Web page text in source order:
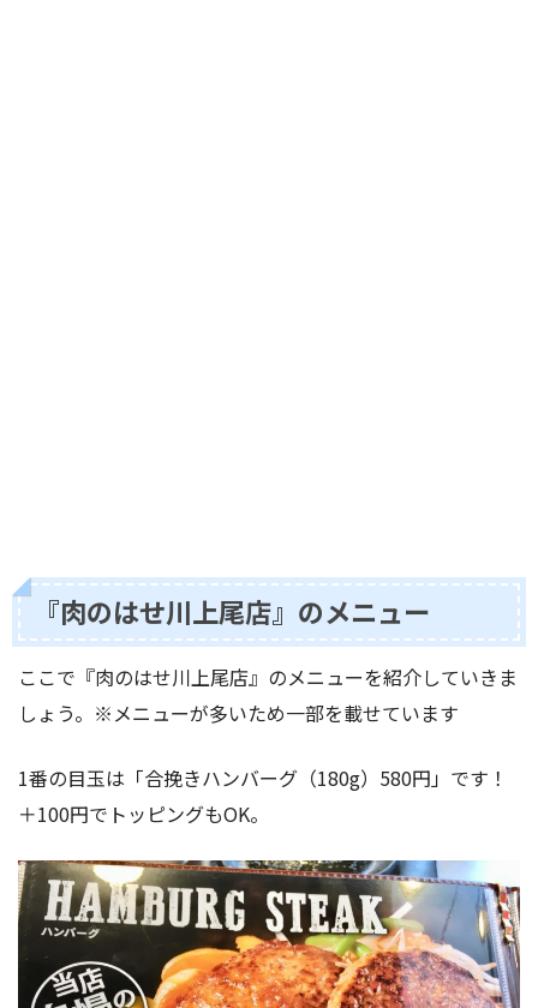
『肉のはせ川上尾店』のメニュー
ここで『肉のはせ川上尾店』のメニューを紹介していきま
しょう。※メニューが多いため一部を載せています
1番の目玉は「合挽きハンバーグ（180g）580円」です！
＋100円でトッピングもOK。